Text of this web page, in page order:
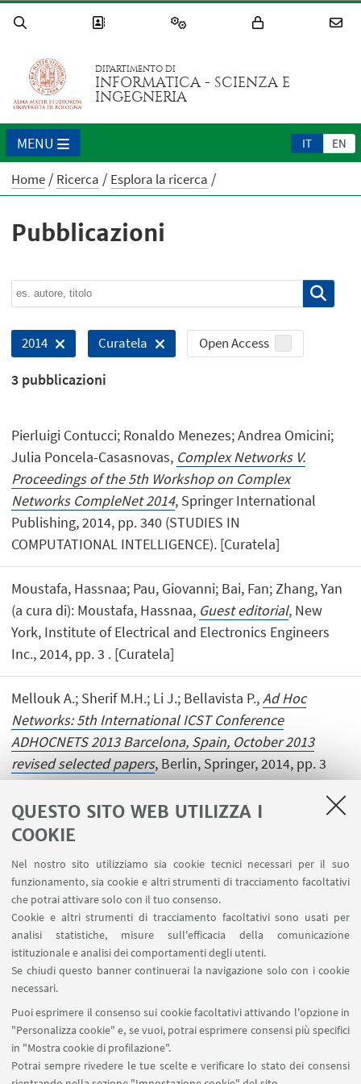
QUESTO SITO WEB UTILIZZA I
COOKIE
Nel nostro sito utilizziamo sia cookie tecnici necessari per il suo
funzionamento, sia cookie e altri strumenti di tracciamento facoltativi
che potrai attivare solo con il tuo consenso.
Cookie e altri strumenti di tracciamento facoltativi sono usati per
analisi statistiche, misure sull'efficacia della comunicazione
istituzionale e analisi dei comportamenti degli utenti.
Se chiudi questo banner continuerai la navigazione solo con i cookie
necessari.
Puoi esprimere il consenso sui cookie facoltativi attivando l'opzione in
"Personalizza cookie" e, se vuoi, potrai esprimere consensi più specifici
in "Mostra cookie di profilazione".
Potrai sempre rivedere le tue scelte e verificare lo stato dei consensi
DIPARTIMENTO DI
INFORMATICA - SCIENZA E
INGEGNERIA
IT EN
MENU
Home Ricerca Esplora la ricerca
Pubblicazioni
2014 Curatela Open Access
3 pubblicazioni
Pierluigi Contucci; Ronaldo Menezes; Andrea Omicini;
Julia Poncela-Casasnovas, Complex Networks V.
Proceedings of the 5th Workshop on Complex
Networks CompleNet 2014, Springer International
Publishing, 2014, pp. 340 (STUDIES IN
COMPUTATIONAL INTELLIGENCE). [Curatela]
Moustafa, Hassnaa; Pau, Giovanni; Bai, Fan; Zhang, Yan
(a cura di): Moustafa, Hassnaa, Guest editorial, New
York, Institute of Electrical and Electronics Engineers
Inc., 2014, pp. 3 . [Curatela]
Mellouk A.; Sherif M.H.; Li J.; Bellavista P.,Ad Hoc
Networks: 5th International ICST Conference
ADHOCNETS 2013 Barcelona, Spain, October 2013
revised selected papers, Berlin, Springer, 2014, pp. 3
(LECTURE NOTES OF THE INSTITUTE FOR COMPUTER
SCIENCES, SOCIAL INFORMATICS AND
TELECOMMUNICATIONS ENGINEERING). [Curatela]
LINK UTILI
Area riservata
SEGUI UNIBO SU: